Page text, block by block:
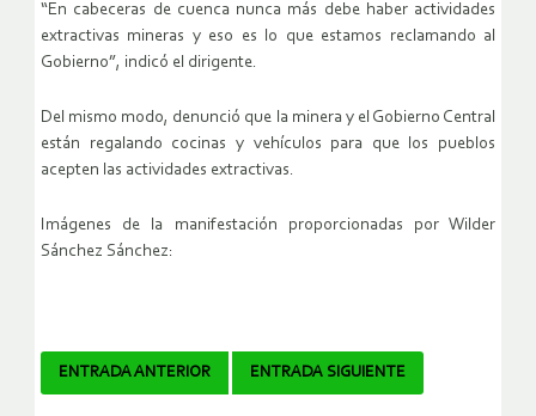
“En cabeceras de cuenca nunca más debe haber actividades
extractivas mineras y eso es lo que estamos reclamando al
Gobierno”, indicó el dirigente.
Del mismo modo, denunció que la minera y el Gobierno Central
están regalando cocinas y vehículos para que los pueblos
acepten las actividades extractivas.
Imágenes de la manifestación proporcionadas por Wilder
Sánchez Sánchez:
Navegador
ENTRADA ANTERIOR ENTRADA SIGUIENTE